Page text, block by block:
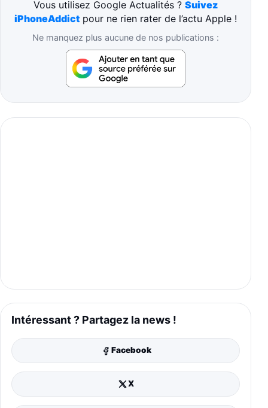
Vous utilisez Google Actualités ? Suivez
iPhoneAddict pour ne rien rater de l’actu Apple !
Ne manquez plus aucune de nos publications :
Intéressant ? Partagez la news !
Facebook
X